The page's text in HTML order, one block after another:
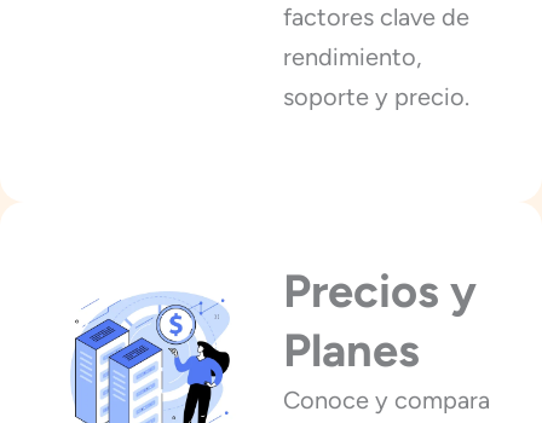
factores clave de
rendimiento,
soporte y precio.
Precios y
Planes
Conoce y compara